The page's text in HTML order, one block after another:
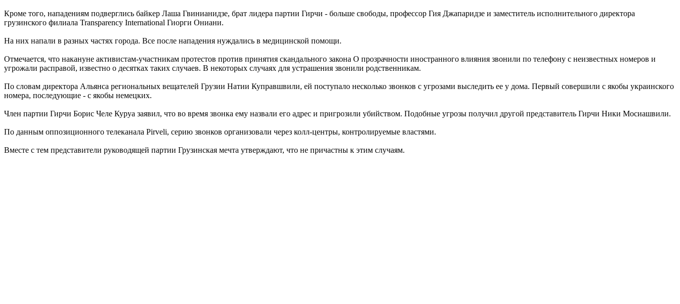
Кроме того, нападениям подверглись байкер Лаша Гвинианидзе, брат лидера партии Гирчи - больше свободы, профессор Гия Джапаридзе и заместитель исполнительного директора
грузинского филиала Transparency International Гиорги Ониани.
На них напали в разных частях города. Все после нападения нуждались в медицинской помощи.
Отмечается, что накануне активистам-участникам протестов против принятия скандального закона О прозрачности иностранного влияния звонили по телефону с неизвестных номеров и
угрожали расправой, известно о десятках таких случаев. В некоторых случаях для устрашения звонили родственникам.
По словам директора Альянса региональных вещателей Грузии Натии Куправшвили, ей поступало несколько звонков с угрозами выследить ее у дома. Первый совершили с якобы украинского
номера, последующие - с якобы немецких.
Член партии Гирчи Борис Челе Куруа заявил, что во время звонка ему назвали его адрес и пригрозили убийством. Подобные угрозы получил другой представитель Гирчи Ники Мосиашвили.
По данным оппозиционного телеканала Pirveli, серию звонков организовали через колл-центры, контролируемые властями.
Вместе с тем представители руководящей партии Грузинская мечта утверждают, что не причастны к этим случаям.